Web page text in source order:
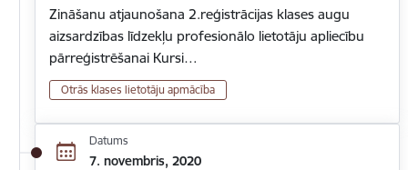
Zināšanu atjaunošana 2.reģistrācijas klases augu
aizsardzības līdzekļu profesionālo lietotāju apliecību
pārreģistrēšanai Kursi…
Otrās klases lietotāju apmācība
Datums
7. novembris, 2020